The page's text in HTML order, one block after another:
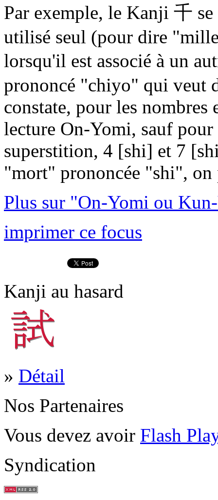
Par exemple, le Kanji 千
utilisé seul (pour dire
lorsqu'il est associé à un
prononcé "chiyo" qui veut
constate, pour les nombres
lecture On-Yomi, sauf
superstition, 4 [shi] et 7
"mort" prononcée "shi", on
Plus sur "On-Yomi ou
imprimer ce focus
Kanji au hasard
» Détail
Nos Partenaires
Vous devez avoir Flash
Syndication